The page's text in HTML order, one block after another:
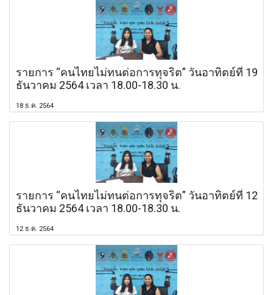
รายการ “คนไทยไม่ทนต่อการทุจริต” วันอาทิตย์ที่ 19
ธันวาคม 2564 เวลา 18.00-18.30 น.
18 ธ.ค. 2564
รายการ “คนไทยไม่ทนต่อการทุจริต” วันอาทิตย์ที่ 12
ธันวาคม 2564 เวลา 18.00-18.30 น.
12 ธ.ค. 2564